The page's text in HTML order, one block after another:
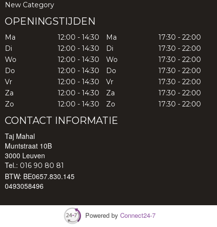
New Category
OPENINGSTIJDEN
Ma 12:00 - 14:30 Ma
17:30 - 22:00
Di
12:00 - 14:30 Di
17:30 - 22:00
Wo
12:00 - 14:30 Wo
17:30 - 22:00
Do
12:00 - 14:30 Do
17:30 - 22:00
Vr
12:00 - 14:30 Vr
17:30 - 22:00
Za
12:00 - 14:30 Za
17:30 - 22:00
Zo
12:00 - 14:30 Zo 17:30 - 22:00
CONTACT INFORMATIE
Taj Mahal
Muntstraat 10B
3000 Leuven
Tel.: 016 90 80 81
BTW: BE0657.830.145
0493058496
Powered by Connect24-7